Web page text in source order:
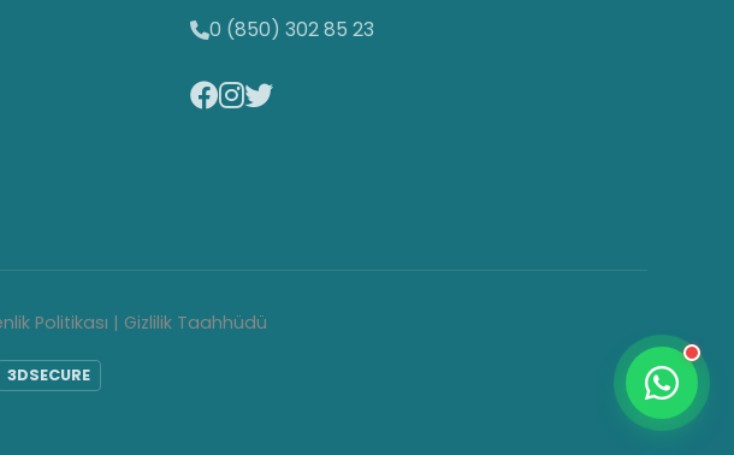
0 (850) 302 85 23
Politikası | Gizlilik Taahhüdü
3DSECURE
Fon Yayıncılık